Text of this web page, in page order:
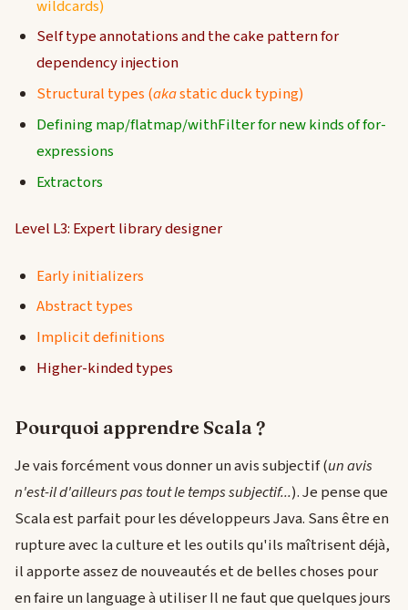
wildcards)
Self type annotations and the cake pattern for
dependency injection
Structural types (akastatic duck typing)
Defining map/flatmap/withFilter for new kinds of for-
expressions
Extractors
Level L3: Expert library designer
Early initializers
Abstract types
Implicit definitions
Higher-kinded types
Pourquoi apprendre Scala ?
Je vais forcément vous donner un avis subjectif (un avis
n'est-il d'ailleurs pas tout le temps subjectif...). Je pense que
Scala est parfait pour les développeurs Java. Sans être en
rupture avec la culture et les outils qu'ils maîtrisent déjà,
il apporte assez de nouveautés et de belles choses pour
en faire un language à utiliser Il ne faut que quelques jours